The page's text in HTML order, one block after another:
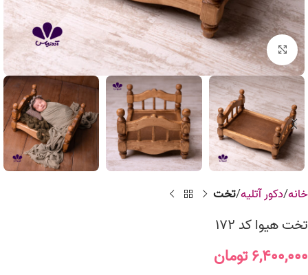
برای بزرگنمایی کلیک کنید
خانه دکور آتلیه تخت
تخت هیوا کد 172
۶,۴۰۰,۰۰۰تومان